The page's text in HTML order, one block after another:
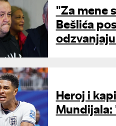
"Za mene
Bešlića
Heroj i
Mundijala: